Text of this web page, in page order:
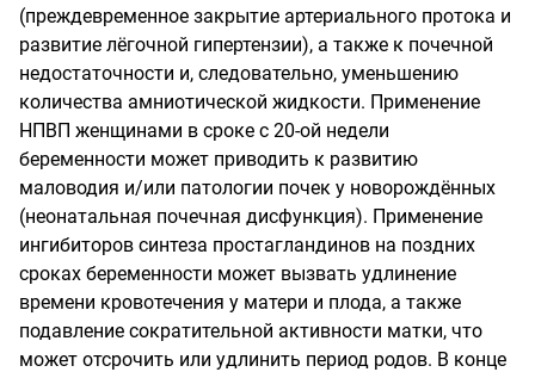
(преждевременное закрытие артериального протока и
развитие лёгочной гипертензии), а также к почечной
недостаточности и, следовательно, уменьшению
количества амниотической жидкости. Применение
НПВП женщинами в сроке с 20-ой недели
беременности может приводить к развитию
маловодия и/или патологии почек у новорождённых
(неонатальная почечная дисфункция). Применение
ингибиторов синтеза простагландинов на поздних
сроках беременности может вызвать удлинение
времени кровотечения у матери и плода, а также
подавление сократительной активности матки, что
может отсрочить или удлинить период родов. В конце